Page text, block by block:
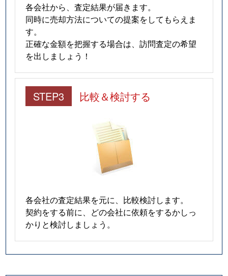
各会社から、査定結果が届きます。
同時に売却方法についての提案をしてもらえま
す。
正確な金額を把握する場合は、訪問査定の希望
を出しましょう！
STEP3 比較＆検討する
各会社の査定結果を元に、比較検討します。
契約をする前に、どの会社に依頼をするかしっ
かりと検討しましょう。